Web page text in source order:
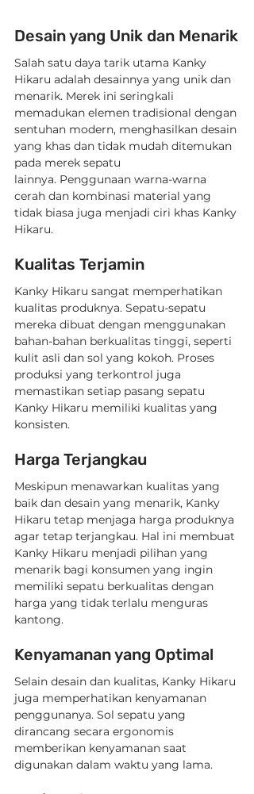
Desain yang Unik dan Menarik
Salah satu daya tarik utama Kanky
Hikaru adalah desainnya yang unik dan
menarik. Merek ini seringkali
memadukan elemen tradisional dengan
sentuhan modern, menghasilkan desain
yang khas dan tidak mudah ditemukan
pada merek sepatu
lainnya. Penggunaan warna-warna
cerah dan kombinasi material yang
tidak biasa juga menjadi ciri khas Kanky
Hikaru.
Kualitas Terjamin
Kanky Hikaru sangat memperhatikan
kualitas produknya. Sepatu-sepatu
mereka dibuat dengan menggunakan
bahan-bahan berkualitas tinggi, seperti
kulit asli dan sol yang kokoh. Proses
produksi yang terkontrol juga
memastikan setiap pasang sepatu
Kanky Hikaru memiliki kualitas yang
konsisten.
Harga Terjangkau
Meskipun menawarkan kualitas yang
baik dan desain yang menarik, Kanky
Hikaru tetap menjaga harga produknya
agar tetap terjangkau. Hal ini membuat
Kanky Hikaru menjadi pilihan yang
menarik bagi konsumen yang ingin
memiliki sepatu berkualitas dengan
harga yang tidak terlalu menguras
kantong.
Kenyamanan yang Optimal
Selain desain dan kualitas, Kanky Hikaru
juga memperhatikan kenyamanan
penggunanya. Sol sepatu yang
dirancang secara ergonomis
memberikan kenyamanan saat
digunakan dalam waktu yang lama.